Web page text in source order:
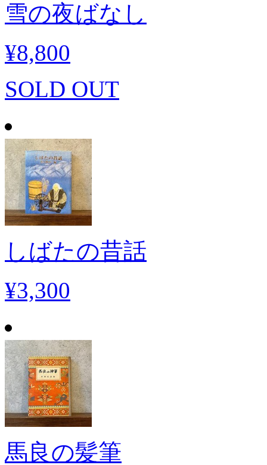
雪の夜ばなし
¥8,800
SOLD OUT
しばたの昔話
¥3,300
馬良の髪筆